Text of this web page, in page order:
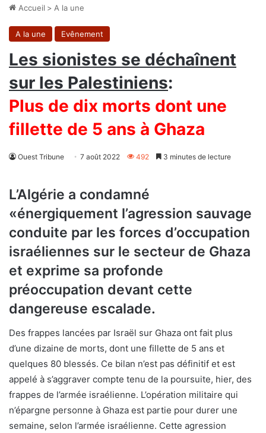
Accueil > A la une
A la une Evênement
Les sionistes se déchaînent
sur les Palestiniens:
Plus de dix morts dont une
fillette de 5 ans à Ghaza
Ouest Tribune 7 août 2022 492 3 minutes de lecture
L’Algérie a condamné
«énergiquement l’agression sauvage
conduite par les forces d’occupation
israéliennes sur le secteur de Ghaza
et exprime sa profonde
préoccupation devant cette
dangereuse escalade.
Des frappes lancées par Israël sur Ghaza ont fait plus
d’une dizaine de morts, dont une fillette de 5 ans et
quelques 80 blessés. Ce bilan n’est pas définitif et est
appelé à s’aggraver compte tenu de la poursuite, hier, des
frappes de l’armée israélienne. L’opération militaire qui
n’épargne personne à Ghaza est partie pour durer une
semaine, selon l’armée israélienne. Cette agression